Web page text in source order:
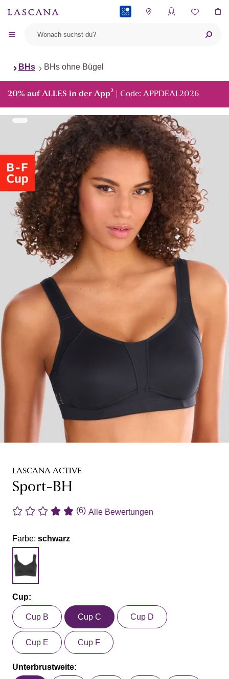
BHs BHs ohne Bügel
20% auf ALLES in der App² | Code: APPDEAL2026
LASCANA ACTIVE
Sport-BH
(6) Alle Bewertungen
Farbe: schwarz
Cup:
Cup B Cup C Cup D
Cup E Cup F
Unterbrustweite: